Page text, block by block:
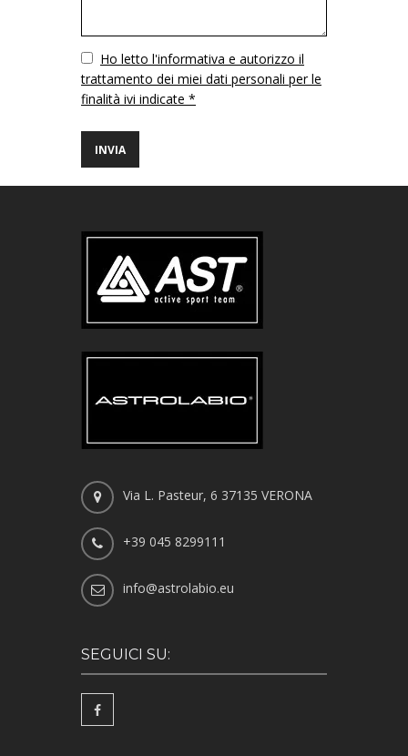
VuotoHo letto l'informativa e autorizzo il
trattamento dei miei dati personali per le
finalità ivi indicate *
Via L. Pasteur, 6 37135 VERONA
+39 045 8299111
info@astrolabio.eu
SEGUICI SU: